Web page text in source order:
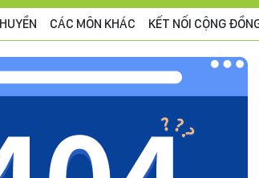
CÁC MÔN KHÁC KẾT NỐI CỘNG